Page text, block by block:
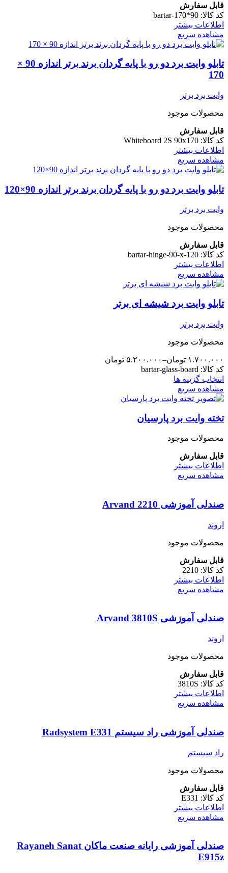
قابل سفارش
کد کالا: bartar-170*90
اطلاعات بیشتر
مشاهده سریع
تابلو وایت برد دو رو با پایه گردان برند برتر اندازه 90 ×
170
وایت برد برتر
محصولات موجود
قابل سفارش
کد کالا: Whiteboard 2S 90x170
اطلاعات بیشتر
مشاهده سریع
تابلو وایت برد دو رو با پایه گردان برند برتر اندازه 90×120
وایت برد برتر
محصولات موجود
قابل سفارش
کد کالا: bartar-hinge-90-x-120
اطلاعات بیشتر
مشاهده سریع
تابلو وایت برد شیشه ای برتر
وایت برد برتر
محصولات موجود
۱.۷۰۰.۰۰۰ تومان–۵.۲۰۰.۰۰۰ تومان
کد کالا: bartar-glass-board
انتخاب گزینه ها
دارای
مختلفی
می
باشد.
محصول
مشاهده سریع
تخته وایت برد پارسیان
محصولات موجود
قابل سفارش
اطلاعات بیشتر
مشاهده سریع
صندلی آموزشی Arvand 2210
اروند
محصولات موجود
قابل سفارش
کد کالا: 2210
اطلاعات بیشتر
مشاهده سریع
صندلی آموزشی Arvand 3810S
اروند
محصولات موجود
قابل سفارش
کد کالا: 3810S
اطلاعات بیشتر
مشاهده سریع
صندلی آموزشی راد سیستم Radsystem E331
راد سیستم
محصولات موجود
قابل سفارش
کد کالا: E331
اطلاعات بیشتر
مشاهده سریع
صندلی آموزشی رایانه صنعت ماکان Rayaneh Sanat
E915z